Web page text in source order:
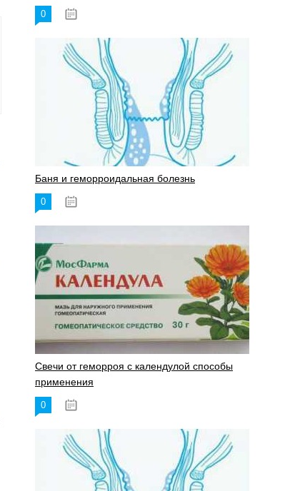
0
Баня и геморроидальная болезнь
0
Свечи от геморроя с календулой способы
применения
0